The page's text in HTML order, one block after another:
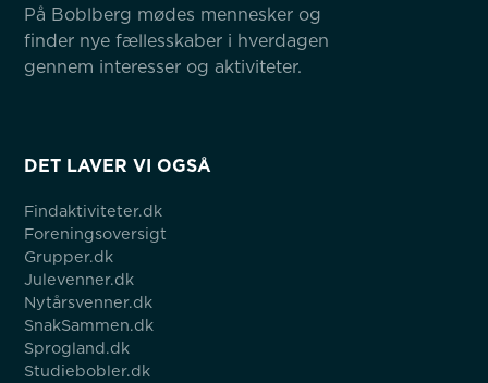
På Boblberg mødes mennesker og
finder nye fællesskaber i hverdagen
gennem interesser og aktiviteter.
DET LAVER VI OGSÅ
Findaktiviteter.dk
Foreningsoversigt
Grupper.dk
Julevenner.dk
Nytårsvenner.dk
SnakSammen.dk
Sprogland.dk
Studiebobler.dk